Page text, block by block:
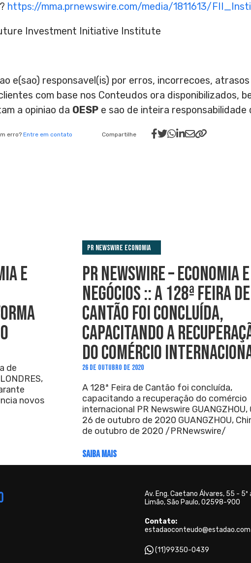
https://mma.prnewswire.com/media/1811613/
Investment Initiative Institute
e(sao) responsavel(is) por erros, incorrecoes,
com base nos Conteudos ora disponibilizados,
a opiniao da OESP e sao de inteira responsabilidade
erro? Entre em contato Compartilhe
E
de
novos
PR Newswire Economia
PR NEWSWIRE – ECONOMIA E
NEGÓCIOS :: A 128ª FEIRA DE
CANTÃO FOI CONCLUÍDA,
CAPACITANDO A
DO COMÉRCIO
26 DE OUTUBRO DE 2020
A 128ª Feira de Cantão foi concluída,
capacitando a recuperação do comércio
internacional PR Newswire GUANGZHOU,
26 de outubro de 2020 GUANGZHOU,
de outubro de 2020 /PRNewswire/
SAIBA MAIS
Av. Eng. Caetano Álvares, 55 - 5º
Limão, São Paulo, 02598-900
Contato:
estadaoconteudo@estadao.com
(11)99350-0439